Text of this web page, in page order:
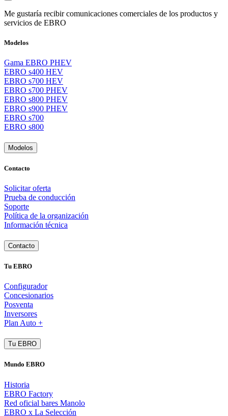
Me gustaría recibir comunicaciones comerciales de los productos y
servicios de EBRO
Modelos
Gama EBRO PHEV
EBRO s400 HEV
EBRO s700 HEV
EBRO s700 PHEV
EBRO s800 PHEV
EBRO s900 PHEV
EBRO s700
EBRO s800
Modelos
Contacto
Solicitar oferta
Prueba de conducción
Soporte
Política de la organización
Información técnica
Contacto
Tu EBRO
Configurador
Concesionarios
Posventa
Inversores
Plan Auto +
Tu EBRO
Mundo EBRO
Historia
EBRO Factory
Red oficial bares Manolo
EBRO x La Selección